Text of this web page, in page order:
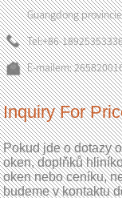
Guangdong
Tel:+86-
E-mailem:
Inquiry For
Pokud jde o dotazy
oken, doplňků
oken nebo ceníku,
budeme v kontaktu